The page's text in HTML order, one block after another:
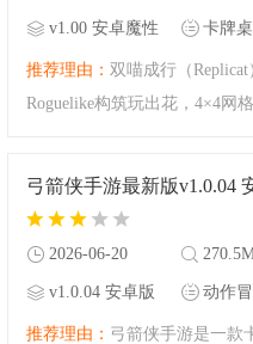
v1.00 安卓魔性
翻翻乐
卡牌
推荐理由： 双喵成行（
Roguelike构筑玩出花，4×4网
具、14种升级效果，能玩出
弓箭侠手游最新版v1.0.04
2026-06-20
v1.0.04 安卓版 动作
推荐理由： 弓箭侠手游是一款